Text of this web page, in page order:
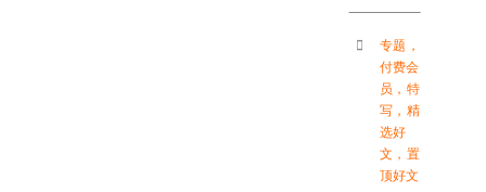
专题 ，
付费会
员 ， 特
写 ， 精
选好
文 ， 置
顶好文